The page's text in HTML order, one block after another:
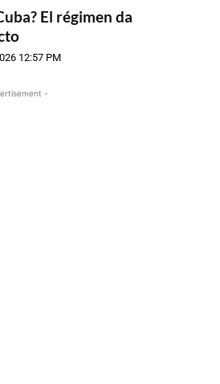
El régimen da
12:57 PM
-